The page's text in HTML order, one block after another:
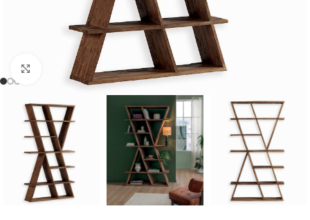
Cliquer pour agrandir